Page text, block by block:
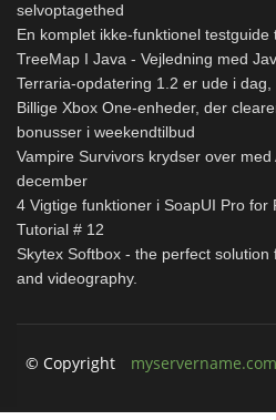
selvoptagethed
En komplet ikke-funktionel testguide
TreeMap I Java - Vejledning med
Terraria-opdatering 1.2 er ude i
Billige Xbox One-enheder, der
bonusser i weekendtilbud
Vampire Survivors krydser over
december
4 Vigtige funktioner i SoapUI Pro for
Tutorial # 12
Skytex Softbox - the perfect
and videography.
© Copyright myservername.com